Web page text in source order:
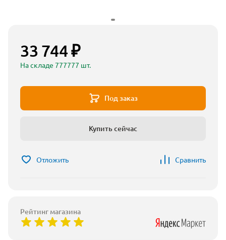
33 744 ₽
На складе 777777 шт.
Под заказ
Купить сейчас
Отложить Сравнить
Рейтинг магазина